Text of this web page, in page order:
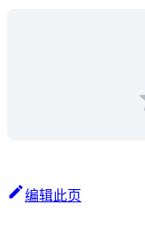
编辑此页